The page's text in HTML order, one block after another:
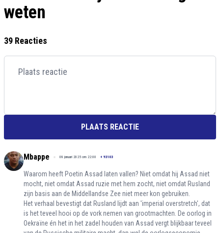
weten
39 Reacties
PLAATS REACTIE
Mbappe 08 januari 2025 om 22:00 + 93103
Waarom heeft Poetin Assad laten vallen? Niet omdat hij Assad niet
mocht, niet omdat Assad ruzie met hem zocht, niet omdat Rusland
zijn basis aan de Middellandse Zee niet meer kon gebruiken.
Het verhaal bevestigt dat Rusland lijdt aan 'imperial overstretch', dat
is het teveel hooi op de vork nemen van grootmachten. De oorlog in
Oekraïne én het in het zadel houden van Assad vergt blijkbaar teveel